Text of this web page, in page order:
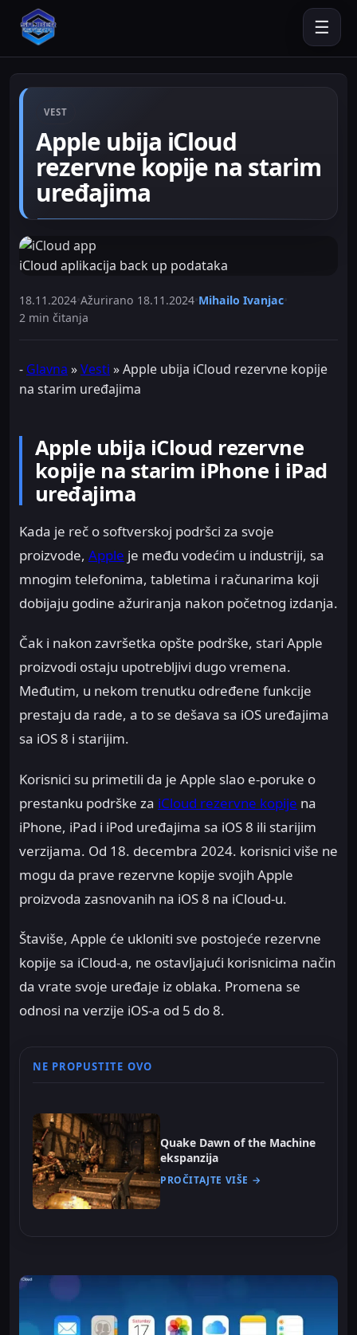
☰
VEST
Apple ubija iCloud
rezervne kopije na starim
uređajima
iCloud aplikacija back up podataka
18.11.2024 Ažurirano 18.11.2024 Mihailo Ivanjac
2 min čitanja
- Glavna »Vesti »Apple ubija iCloud rezervne kopije
na starim uređajima
Apple ubija iCloud rezervne
kopije na starim iPhone i iPad
uređajima
Kada je reč o softverskoj podršci za svoje
proizvode, Apple je među vodećim u industriji, sa
mnogim telefonima, tabletima i računarima koji
dobijaju godine ažuriranja nakon početnog izdanja.
Čak i nakon završetka opšte podrške, stari Apple
proizvodi ostaju upotrebljivi dugo vremena.
Međutim, u nekom trenutku određene funkcije
prestaju da rade, a to se dešava sa iOS uređajima
sa iOS 8 i starijim.
Korisnici su primetili da je Apple slao e-poruke o
prestanku podrške za iCloud rezervne kopije na
iPhone, iPad i iPod uređajima sa iOS 8 ili starijim
verzijama. Od 18. decembra 2024. korisnici više ne
mogu da prave rezervne kopije svojih Apple
proizvoda zasnovanih na iOS 8 na iCloud-u.
Štaviše, Apple će ukloniti sve postojeće rezervne
kopije sa iCloud-a, ne ostavljajući korisnicima način
da vrate svoje uređaje iz oblaka. Promena se
odnosi na verzije iOS-a od 5 do 8.
NE PROPUSTITE OVO
Quake Dawn of the Machine
ekspanzija
PROČITAJTE VIŠE →